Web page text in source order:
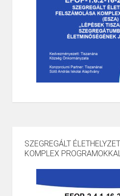
SZEGREGÁLT
KOMPLEX